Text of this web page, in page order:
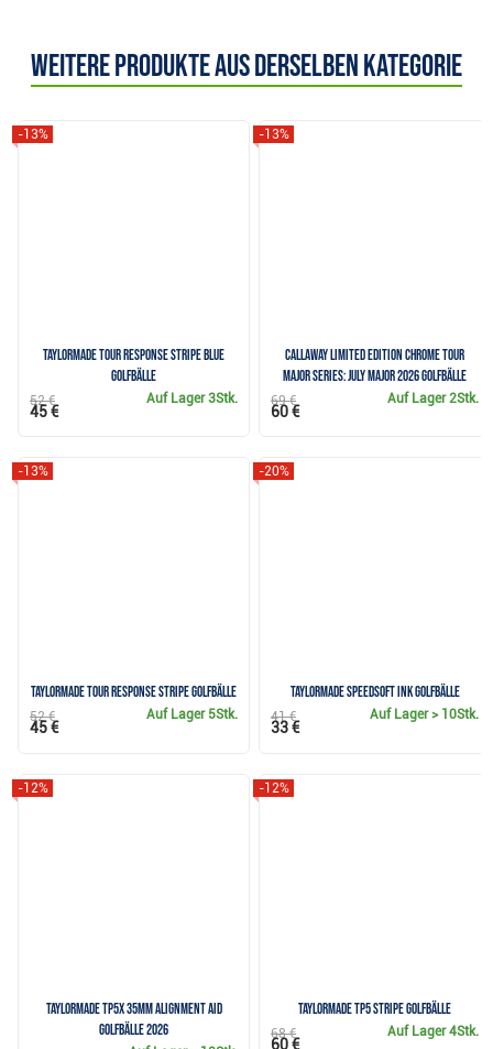
Weitere Produkte aus derselben Kategorie
TaylorMade Tour Response Stripe Blue
Golfbälle
-13%
Auf Lager3Stk.
52 €
45 €
Callaway Limited Edition Chrome Tour
Major Series: July Major 2026 Golfbälle
-13%
Auf Lager2Stk.
69 €
60 €
TaylorMade Tour Response Stripe Golfbälle
-13%
Auf Lager 5Stk.
52 €
45 €
TaylorMade SpeedSoft Ink Golfbälle
-20%
Auf Lager> 10Stk.
41 €
33 €
TaylorMade TP5x 35mm Alignment Aid
Golfbälle 2026
-12%
TaylorMade TP5 Stripe Golfbälle
-12%
Auf Lager4Stk.
68 €
60 €